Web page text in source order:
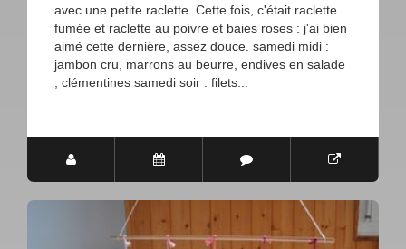
avec une petite raclette. Cette fois, c'était raclette
fumée et raclette au poivre et baies roses : j'ai bien
aimé cette dernière, assez douce. samedi midi :
jambon cru, marrons au beurre, endives en salade
; clémentines samedi soir : filets...